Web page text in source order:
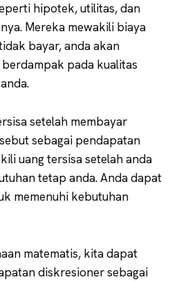
hipotek, utilitas, dan
Mereka mewakili biaya
bayar, anda akan
pada kualitas
setelah membayar
sebagai pendapatan
uang tersisa setelah anda
tetap anda. Anda dapat
memenuhi kebutuhan
matematis, kita dapat
diskresioner sebagai